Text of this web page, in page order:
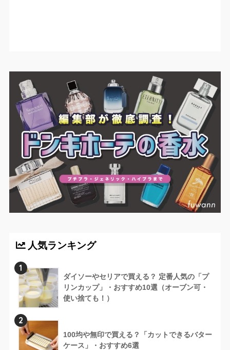
人気ランキング
1
ダイソーやセリアで買える？ 定番人気の「プ
リンカップ」・おすすめ10選（オーブン可・
使い捨ても！）
2
100均や無印で買える？「カットできるバター
ケース」・おすすめ6選